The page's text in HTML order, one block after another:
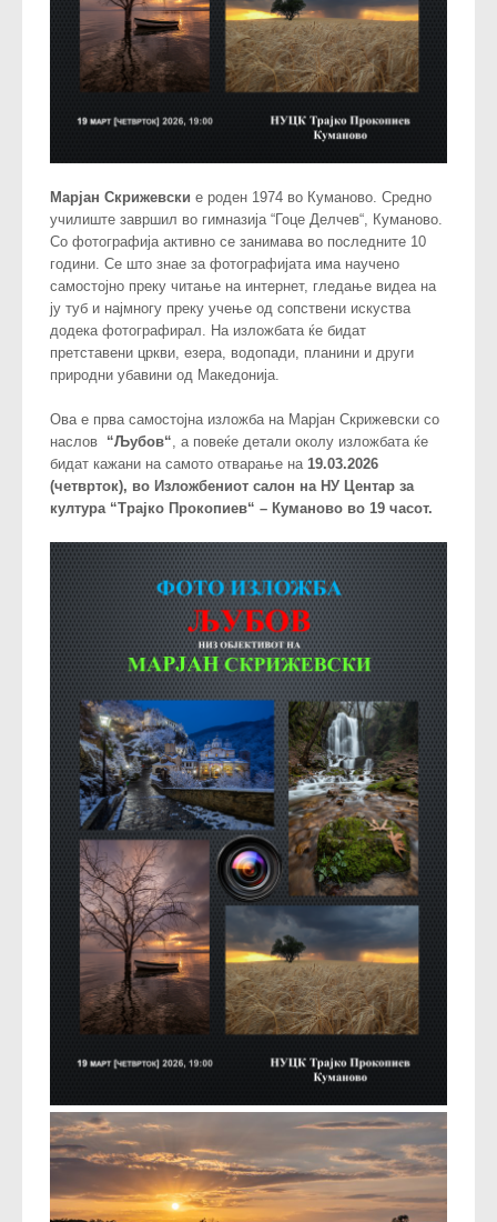
Марјан Скрижевски e роден 1974 во Куманово. Средно
училиште завршил во гимназија “Гоце Делчев“, Куманово.
Со фотографија активно се занимава во последните 10
години. Се што знае за фотографијата има научено
самостојно преку читање на интернет, гледање видеа на
ју туб и најмногу преку учење од сопствени искуства
додека фотографирал. На изложбата ќе бидат
претставени цркви, езера, водопади, планини и други
природни убавини од Македонија.
Ова е прва самостојна изложба на Марјан Скрижевски со
наслов “Љубов“ , а повеќе детали околу изложбата ќе
бидат кажани на самото отварање на 19.03.2026
(четврток), во Изложбениот салон на НУ Центар за
култура “Трајко Прокопиев“ – Куманово во 19 часот.